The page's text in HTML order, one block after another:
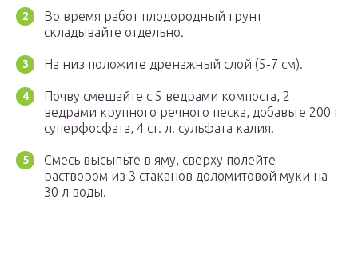
Во время работ плодородный грунт
складывайте отдельно.
На низ положите дренажный слой (5-7 см).
Почву смешайте с 5 ведрами компоста, 2
ведрами крупного речного песка, добавьте 200 г
суперфосфата, 4 ст. л. сульфата калия.
Смесь высыпьте в яму, сверху полейте
раствором из 3 стаканов доломитовой муки на
30 л воды.